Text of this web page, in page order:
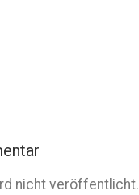
nicht veröffentlicht.